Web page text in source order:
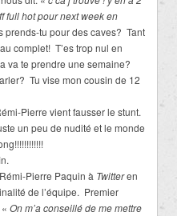
full hot pour next week en
prends-tu pour des caves? Tant
complet! T’es trop nul en
va te prendre une semaine?
Tu vise mon cousin de 12
Pierre vient fausser le stunt.
un peu de nudité et le monde
Pierre Paquin à Twitteren
de l’équipe. Premier
On m’a conseillé de me mettre